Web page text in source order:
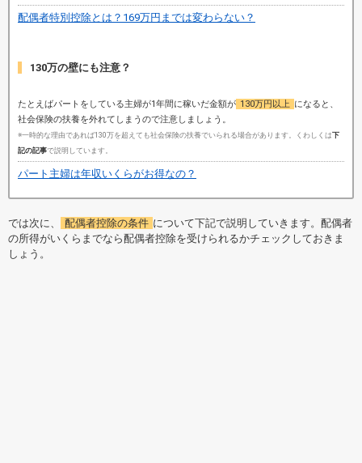
配偶者特別控除とは？169万円までは変わらない？
130万の壁にも注意？
たとえばパートをしている主婦が1年間に稼いだ金額が 130万円以上 になると、
社会保険の扶養を外れてしまうので注意しましょう。
※一時的な理由であれば130万を超えても社会保険の扶養でいられる場合があります。くわしくは下
記の記事で説明しています。
パート主婦は年収いくらがお得なの？
では次に、 配偶者控除の条件 について下記で説明していきます。配偶者
の所得がいくらまでなら配偶者控除を受けられるかチェックしておきま
しょう。